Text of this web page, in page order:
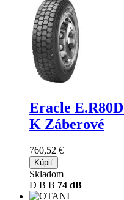
Eracle E.R80D
K Záberové
760,52 €
Kúpiť
Skladom
D B B 74 dB